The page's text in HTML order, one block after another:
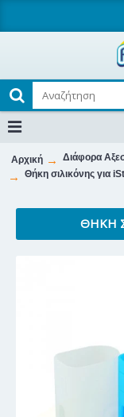
Αρχική Διάφορα
Θήκη σιλικόνης για
ΘΉΚΗ